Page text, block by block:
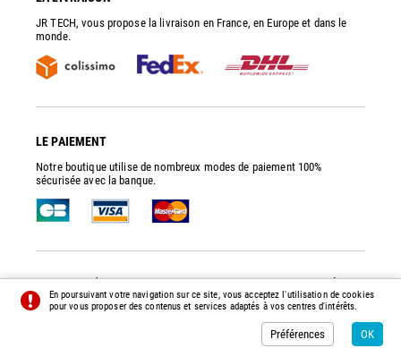
JR TECH, vous propose la livraison en France, en Europe et dans le
monde.
LE PAIEMENT
Notre boutique utilise de nombreux modes de paiement 100%
sécurisée avec la banque.
© 2014 - 2026 - TOUS DROITS RÉSERVÉS -PRÉFÉRENCES-CRÉDITS
En poursuivant votre navigation sur ce site, vous acceptez l'utilisation de cookies
pour vous proposer des contenus et services adaptés à vos centres d'intérêts.
Préférences OK